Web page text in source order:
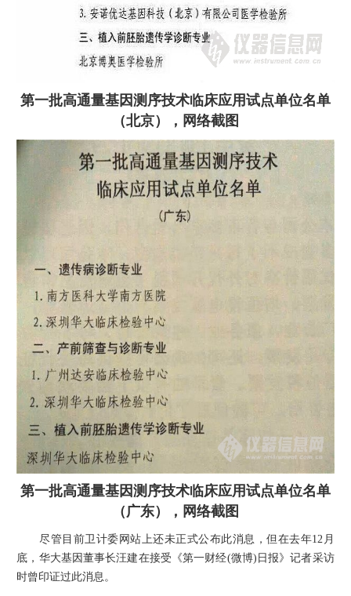
第一批高通量基因测序技术临床应用试点单位名单
（北京）
，网络截图
第一批高通量基因测序技术临床应用试点单位名单
（广东），网络截图
尽管目前卫计委网站上还未正式公布此消息，但在去年12月
底，华大基因董事长汪建在接受《第一财经(微博)日报》记者采访
时曾印证过此消息。